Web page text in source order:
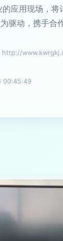
应用现场，
驱动，携手合
http://
00:45:49